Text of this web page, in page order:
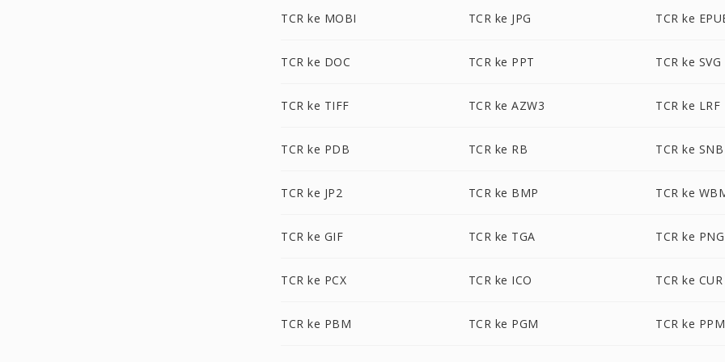
TCR ke MOBI TCR ke JPG TCR ke
TCR ke DOC TCR ke PPT TCR ke SVG
TCR ke TIFF TCR ke AZW3 TCR ke LRF
TCR ke PDB TCR ke RB TCR ke SNB
TCR ke JP2 TCR ke BMP TCR ke
TCR ke GIF TCR ke TGA TCR ke PNG
TCR ke PCX TCR ke ICO TCR ke CUR
TCR ke PBM TCR ke PGM TCR ke PPM